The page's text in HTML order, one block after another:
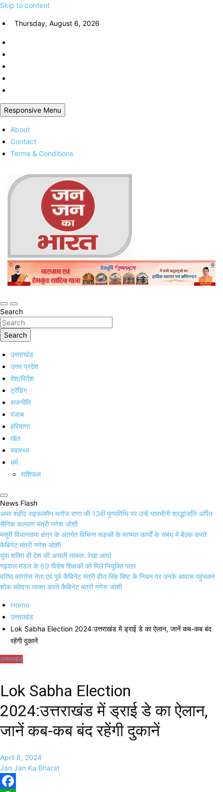
Skip to content
Thursday, August 6, 2026
Responsive Menu
About
Contact
Terms & Conditions
Jan Jan Ka Bharat
Online Trending Hindi News Website
Search
Search
उत्तराखंड
उत्तर प्रदेश
देश/विदेश
ट्रेंडिंग
राजनीति
पंजाब
हरियाणा
खेल
स्वास्थ्य
धर्म
राशिफल
News Flash
अमर शहीद राइफलमैन मनोज राणा की 13वीं पुण्यतिथि पर उन्हें भावभीनी श्रद्धांजलि अर्पित
सैनिक कल्याण मंत्री गणेश जोशी
मसूरी विधानसभा क्षेत्र के अंतर्गत विभिन्न सड़कों के मरम्मत कार्यों के संबंध में बैठक करते
कैबिनेट मंत्री गणेश जोशी
युवा शक्ति ही देश की असली ताकत: रेखा आर्या
गढ़वाल मंडल के 69 विशेष शिक्षकों को मिले नियुक्ति पत्र
वरिष्ठ कांग्रेस नेता एवं पूर्व कैबिनेट मंत्री हीरा सिंह बिष्ट के निधन पर उनके आवास पहुंचकर
शोक संवेदना व्यक्त करते कैबिनेट मंत्री गणेश जोशी
Home
उत्तराखंड
Lok Sabha Election 2024:उत्तराखंड में ड्राई डे का ऐलान, जानें कब-कब बंद
रहेंगी दुकानें
उत्तराखंड
Lok Sabha Election
2024:उत्तराखंड में ड्राई डे का ऐलान,
जानें कब-कब बंद रहेंगी दुकानें
April 8, 2024
Jan Jan Ka Bharat